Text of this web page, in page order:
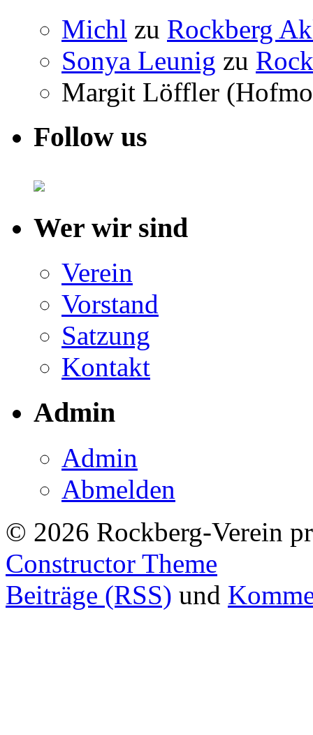
Michl zu Rockberg
Sonya Leunig zu
Margit Löffler
Follow us
Wer wir sind
Verein
Vorstand
Satzung
Kontakt
Admin
Admin
Abmelden
© 2026 Rockberg-Verein
Constructor Theme
Beiträge (RSS) und